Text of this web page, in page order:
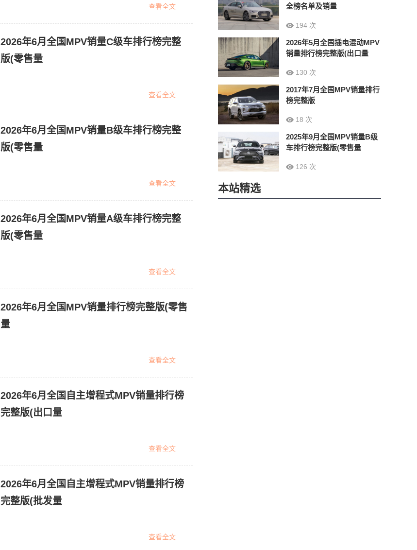
查看全文
2026年6月全国MPV销量C级车排行榜完整
版(零售量
查看全文
2026年6月全国MPV销量B级车排行榜完整
版(零售量
查看全文
2026年6月全国MPV销量A级车排行榜完整
版(零售量
查看全文
2026年6月全国MPV销量排行榜完整版(零售
量
查看全文
2026年6月全国自主增程式MPV销量排行榜
完整版(出口量
查看全文
2026年6月全国自主增程式MPV销量排行榜
完整版(批发量
查看全文
全榜名单及销量
194 次
2026年5月全国插电混动MPV
销量排行榜完整版(出口量
130 次
2017年7月全国MPV销量排行
榜完整版
18 次
2025年9月全国MPV销量B级
车排行榜完整版(零售量
126 次
本站精选